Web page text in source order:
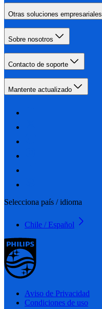
Otras soluciones empresariales
Sobre nosotros
Contacto de soporte
Mantente actualizado
Selecciona país / idioma
Chile / Español
Aviso de Privacidad
Condiciones de uso